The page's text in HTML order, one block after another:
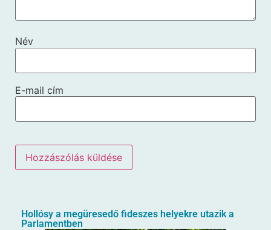
Név
E-mail cím
Hollósy a megüresedő fideszes helyekre utazik a
Parlamentben